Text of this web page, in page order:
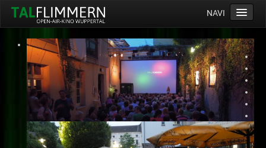
NAVI
Home
Programm
Service
Ticketinfos
Ort
Anreise